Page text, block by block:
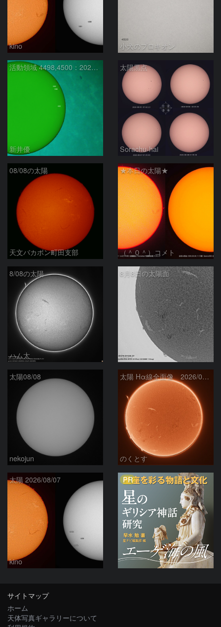
kino 小犬のプロキオン
活動領域 4498,4500：2026/08/08
新井優
太陽黒点
Sorachu-hai
08/08の太陽
天文バカボン町田支部
★本日の太陽★
（＾０＾）コメト
8/08の太陽
ハム太
8月8日の太陽面
ta-o
太陽08/08
nekojun
太陽 Hα線全面像 2026/08/08
のくとす
太陽 2026/08/07
kino
PR
サイトマップ
ホーム
天体写真ギャラリーについて